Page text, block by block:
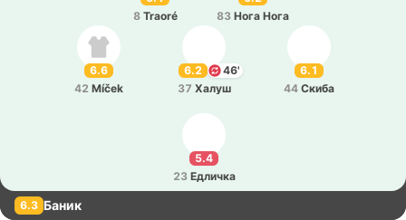
5.4
23 Едли­чка
6.2
46'
37 Халуш
6.1
44 Скиба
6.6
42 Míček
83 Нога Нога
8 Traoré
6.3 Баник